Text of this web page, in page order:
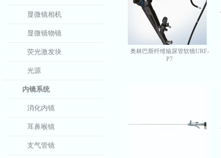
显微镜相机
显微镜物镜
荧光激发块
光源
内镜系统
消化内镜
耳鼻喉镜
支气管镜
奥林巴斯纤维输尿管软镜URF-
P7